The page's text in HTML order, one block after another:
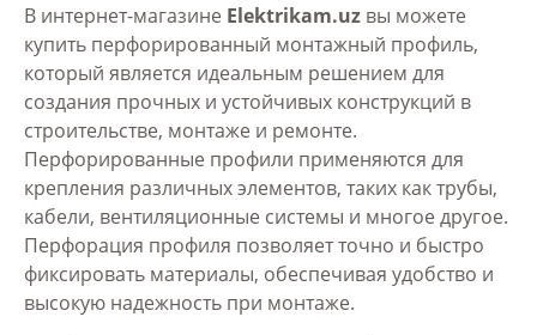
В интернет-магазине Elektrikam.uz вы можете
купить перфорированный монтажный профиль,
который является идеальным решением для
создания прочных и устойчивых конструкций в
строительстве, монтаже и ремонте.
Перфорированные профили применяются для
крепления различных элементов, таких как трубы,
кабели, вентиляционные системы и многое другое.
Перфорация профиля позволяет точно и быстро
фиксировать материалы, обеспечивая удобство и
высокую надежность при монтаже.